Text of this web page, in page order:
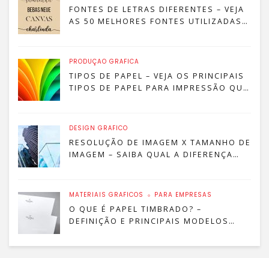
FONTES DE LETRAS DIFERENTES – VEJA
AS 50 MELHORES FONTES UTILIZADAS
PRODUÇÃO GRÁFICA
TIPOS DE PAPEL – VEJA OS PRINCIPAIS
TIPOS DE PAPEL PARA IMPRESSÃO QUE
DESIGN GRÁFICO
RESOLUÇÃO DE IMAGEM X TAMANHO DE
IMAGEM – SAIBA QUAL A DIFERENÇA
MATERIAIS GRÁFICOS PARA EMPRESAS
O QUE É PAPEL TIMBRADO? –
DEFINIÇÃO E PRINCIPAIS MODELOS